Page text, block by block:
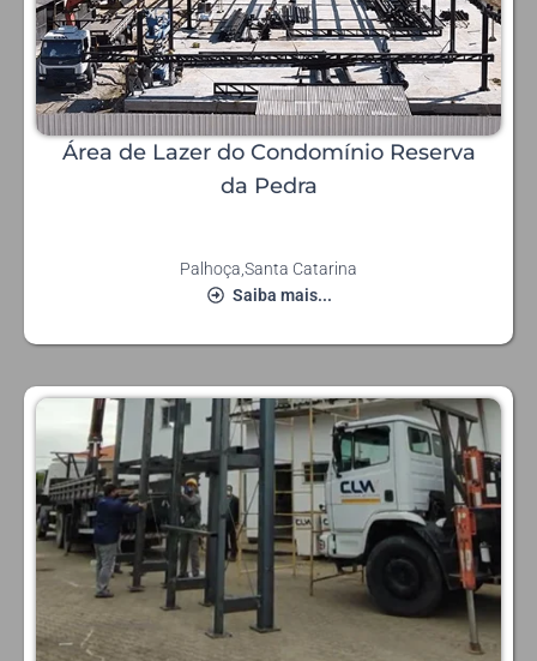
Área de Lazer do Condomínio Reserva
da Pedra
Palhoça Santa Catarina
Saiba mais...